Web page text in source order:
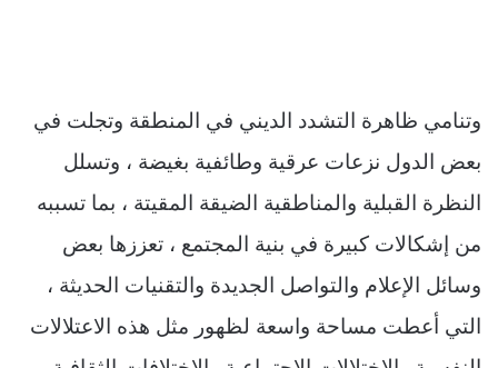
وتنامي ظاهرة التشدد الديني في المنطقة وتجلت في
بعض الدول نزعات عرقية وطائفية بغيضة ، وتسلل
النظرة القبلية والمناطقية الضيقة المقيتة ، بما تسببه
من إشكالات كبيرة في بنية المجتمع ، تعززها بعض
وسائل الإعلام والتواصل الجديدة والتقنيات الحديثة ،
التي أعطت مساحة واسعة لظهور مثل هذه الاعتلالات